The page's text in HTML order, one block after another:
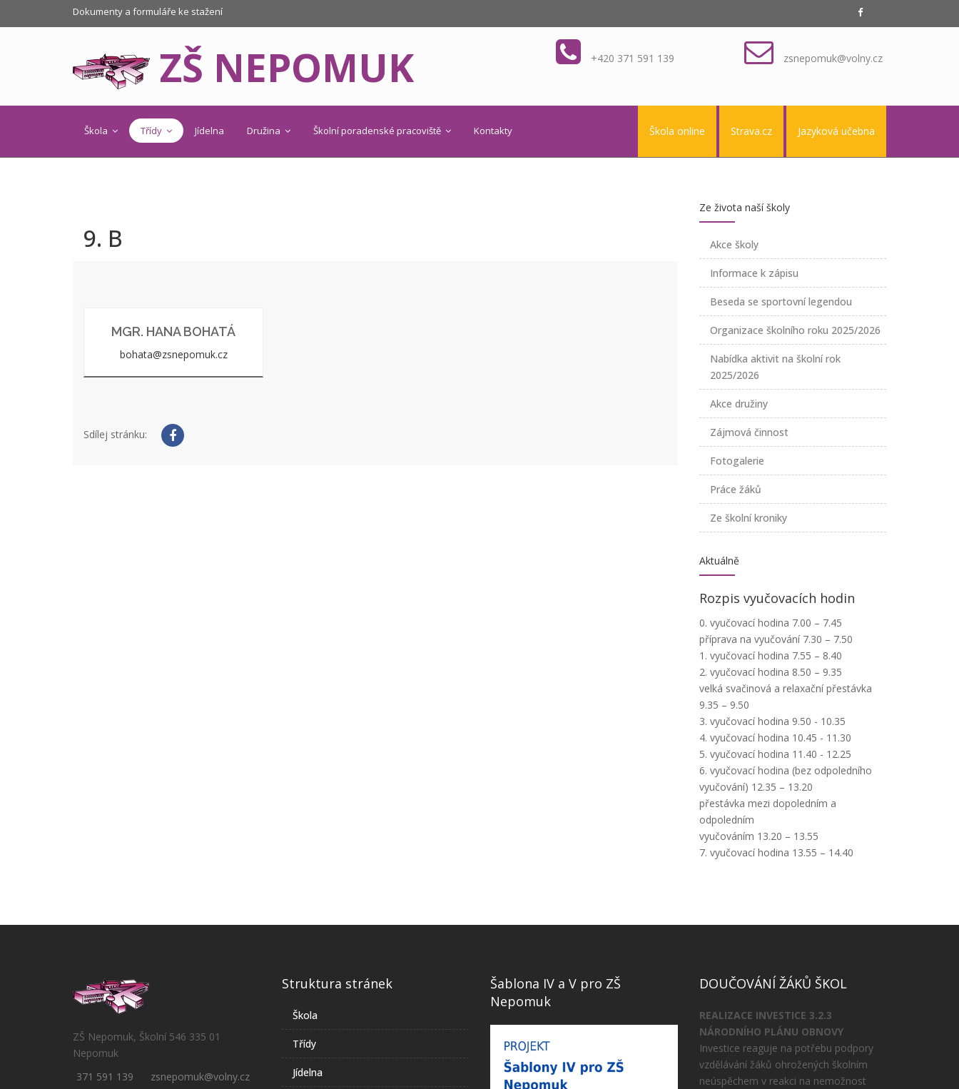
Dokumenty a formuláře ke stažení
ZŠ NEPOMUK +420 371 591 139 zsnepomuk@volny.cz
Škola Třídy Jídelna Družina Školní poradenské pracoviště Kontakty Škola online Strava.cz Jazyková učebna
9. B
MGR. HANA BOHATÁ
bohata@zsnepomuk.cz
Sdílej stránku:
Ze života naší školy
Akce školy
Informace k zápisu
Beseda se sportovní legendou
Organizace školního roku 2025/2026
Nabídka aktivit na školní rok
2025/2026
Akce družiny
Zájmová činnost
Fotogalerie
Práce žáků
Ze školní kroniky
Aktuálně
Rozpis vyučovacích hodin
0. vyučovací hodina 7.00 – 7.45
příprava na vyučování 7.30 – 7.50
1. vyučovací hodina 7.55 – 8.40
2. vyučovací hodina 8.50 – 9.35
velká svačinová a relaxační přestávka
9.35 – 9.50
3. vyučovací hodina 9.50 - 10.35
4. vyučovací hodina 10.45 - 11.30
5. vyučovací hodina 11.40 - 12.25
6. vyučovací hodina (bez odpoledního
vyučování) 12.35 – 13.20
přestávka mezi dopoledním a
odpoledním
vyučováním 13.20 – 13.55
7. vyučovací hodina 13.55 – 14.40
ZŠ Nepomuk, Školní 546 335 01
Nepomuk
371 591 139
zsnepomuk@volny.cz
Struktura stránek
Škola
Třídy
Jídelna
Šablona IV a V pro ZŠ
Nepomuk
DOUČOVÁNÍ ŽÁKŮ ŠKOL
REALIZACE INVESTICE 3.2.3
NÁRODNÍHO PLÁNU OBNOVY
Investice reaguje na potřebu podpory
vzdělávání žáků ohrožených školním
neúspěchem v reakci na nemožnost